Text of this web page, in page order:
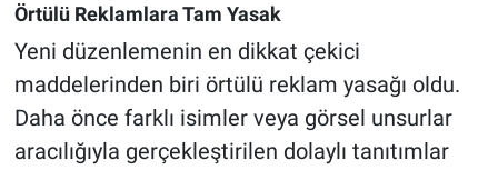
Örtülü Reklamlara Tam Yasak
Yeni düzenlemenin en dikkat çekici
maddelerinden biri örtülü reklam yasağı oldu.
Daha önce farklı isimler veya görsel unsurlar
aracılığıyla gerçekleştirilen dolaylı tanıtımlar